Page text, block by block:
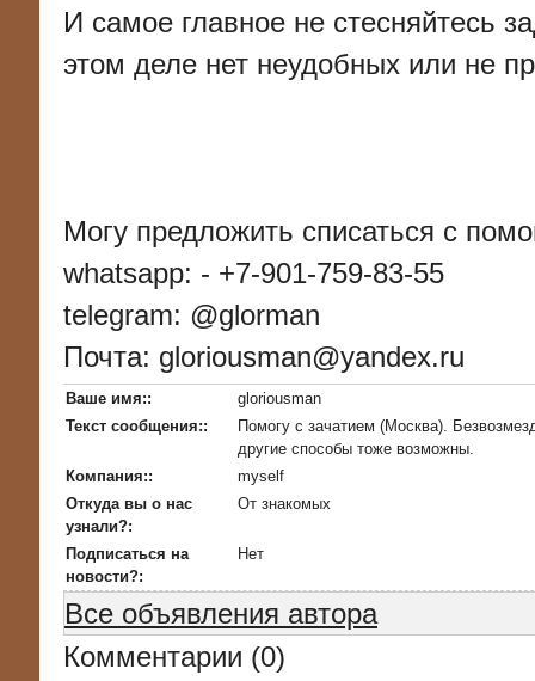
И самое главное не стесняйтесь
этом деле нет неудобных или не
Могу предложить списаться с
whatsapp: - +7-901-759-83-55
telegram: @glorman
Почта: gloriousman@yandex.ru
Ваше имя::
gloriousman
Текст сообщения::
Помогу с зачатием (Москва).
другие способы тоже возможны.
Компания::
myself
Откуда вы о нас
узнали?:
От знакомых
Подписаться на
новости?:
Нет
Все объявления автора
Комментарии (0)